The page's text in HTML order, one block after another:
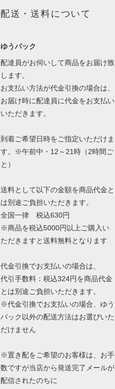
配送・送料について
ゆうパック
配達員がお伺いして商品をお届け致
します。
お支払い方法が代金引換の場合は、
お届け時に配達員に代金をお支払い
いただきます。
到着ご希望日時をご指定いただけま
す。※午前中・12～21時（2時間ご
と）
送料として以下の金額を商品代金と
は別途ご負担いただきます。
全国一律 税込630円
※商品を税込5000円以上ご購入い
ただきますと送料無料となります
代金引換でお支払いの場合は、
代引手数料：税込324円を商品代金
とは別途ご負担いただきます。
※代金引換でお支払いの場合、ゆう
パック以外の配送方法はお選びいた
だけません
※置き配をご希望のお客様は、お手
数ですが当店から発送完了メールが
配信されたのちに